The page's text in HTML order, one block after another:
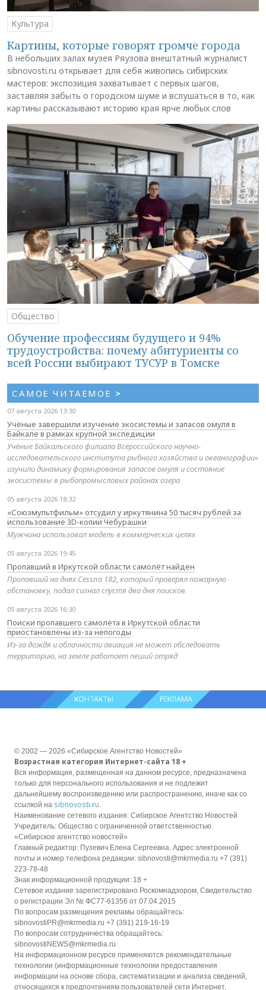
Культура
Картины, которые говорят громче города
В небольших залах музея Ряузова внештатный журналист
sibnovosti.ru открывает для себя живопись сибирских
мастеров: экспозиция захватывает с первых шагов,
заставляя забыть о городском шуме и вслушаться в то, как
картины рассказывают историю края ярче любых слов
Общество
Обучение профессиям будущего и 94%
трудоустройства: почему абитуриенты со
всей России выбирают ТУСУР в Томске
САМОЕ ЧИТАЕМОЕ >
07 августа 2026 13:30
Учёные завершили изучение экосистемы и запасов омуля в
Байкале в рамках крупной экспедиции
Учёные Байкальского филиала Всероссийского научно-
исследовательского института рыбного хозяйства и океанографии»
изучили динамику формирования запасов омуля и состояние
экосистемы в рыбопромысловых районах озера
05 августа 2026 18:32
«Союзмультфильм» отсудил у иркутянина 50 тысяч рублей за
использование 3D-копии Чебурашки
Мужчина использовал модель в коммерческих целях
05 августа 2026 19:45
Пропавший в Иркутской области самолёт найден
Пропавший на днях Cessna 182, который проверял пожарную
обстановку, подал сигнал спустя два дня поисков
05 августа 2026 16:30
Поиски пропавшего самолёта в Иркутской области
приостановлены из-за непогоды
Из-за дождя и облачности авиация не может обследовать
территорию, на земле работает пеший отряд
КОНТАКТЫ РЕКЛАМА
© 2002 — 2026 «Сибирское Агентство Новостей»
Возрастная категория Интернет-сайта 18 +
Вся информация, размещенная на данном ресурсе, предназначена
только для персонального использования и не подлежит
дальнейшему воспроизведению или распространению, иначе как со
ссылкой на sibnovosti.ru.
Наименование сетевого издания: Сибирское Агентство Новостей
Учредитель: Общество с ограниченной ответственностью
«Сибирское агентство новостей»
Главный редактор: Пузевич Елена Сергеевна. Адрес электронной
почты и номер телефона редакции: sibnovosti@mkrmedia.ru +7 (391)
223-78-48
Знак информационной продукции: 18 +
Сетевое издание зарегистрировано Роскомнадзором, Свидетельство
о регистрации Эл № ФС77-61356 от 07.04.2015
По вопросам размещения рекламы обращайтесь:
sibnovostiPR@mkrmedia.ru +7 (391) 219-16-19
По вопросам сотрудничества обращайтесь:
sibnovostiNEWS@mkrmedia.ru
На информационном ресурсе применяются рекомендательные
технологии (информационные технологии предоставления
информации на основе сбора, систематизации и анализа сведений,
относящихся к предпочтениям пользователей сети Интернет,